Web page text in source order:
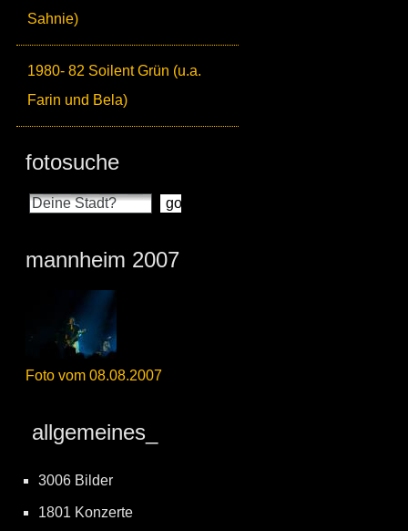
Sahnie)
1980- 82 Soilent Grün (u.a.
Farin und Bela)
fotosuche
mannheim 2007
Foto vom 08.08.2007
allgemeines_
3006 Bilder
1801 Konzerte